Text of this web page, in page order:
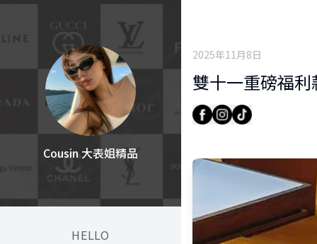
Cousin 大表姐精品
HELLO
2025年11月8日
雙十一重磅福